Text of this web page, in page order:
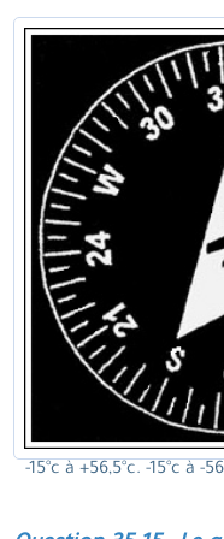
-15°c à +56,5°c. -15°c à -